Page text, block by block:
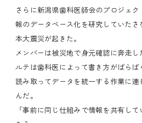
さらに新潟県歯科医師会のプロジェ
報のデータベース化を研究していたさ
本大震災が起きた。
メンバーは被災地で身元確認に奔走し
ルテは歯科医によって書き方がばらば
読み取ってデータを統一する作業に
んだ。
「事前に同じ仕組みで情報を共有し